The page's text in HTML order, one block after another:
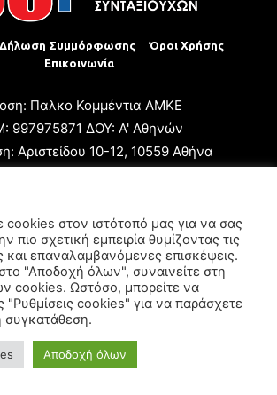
Δήλωση Συμμόρφωσης
Όροι Χρήσης
Επικοινωνία
Παλκο Κομμέντια ΑΜΚΕ
997975871 ΔΟΥ: Α' Αθηνών
Αριστείδου 10-12, 10559 Αθήνα
Παλκο Κομμέντια ΑΜΚΕ
Ιωάννης Παπαγεωργίου
Σύνταξης: Μαρία Καραολάνη
Δικαιούχος ονόματος τομέα: Ιωάννης
Παπαγεωργίου
© 2024 All Rights Reserved.
cookies στον ιστότοπό μας για να σας
πιο σχετική εμπειρία θυμίζοντας τις
και επαναλαμβανόμενες επισκέψεις.
"Αποδοχή όλων", συναινείτε στη
cookies. Ωστόσο, μπορείτε να
"Ρυθμίσεις cookies" για να παράσχετε
συγκατάθεση.
Αποδοχή όλων